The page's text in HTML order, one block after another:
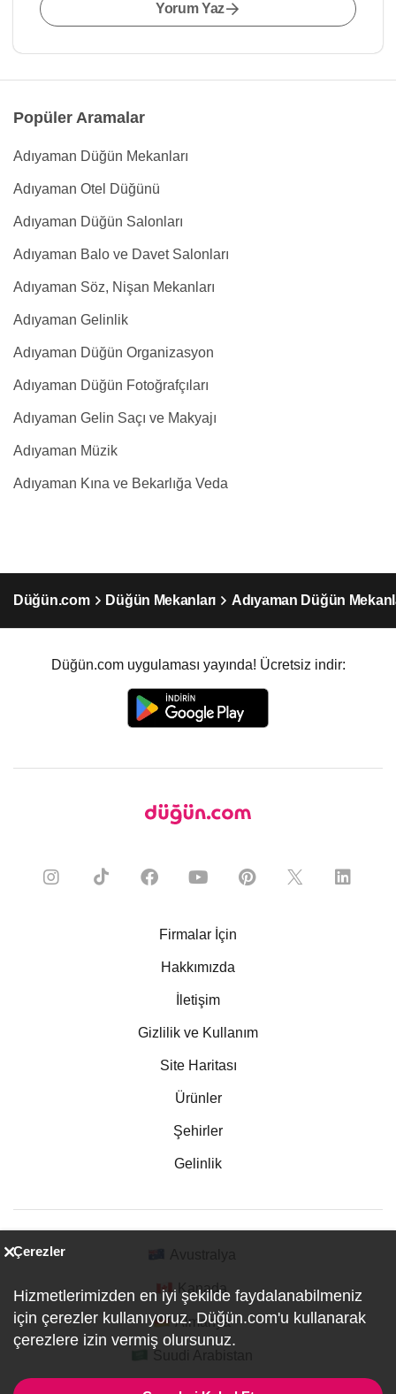
Yorum Yaz
Popüler Aramalar
Adıyaman Düğün Mekanları
Adıyaman Otel Düğünü
Adıyaman Düğün Salonları
Adıyaman Balo ve Davet Salonları
Adıyaman Söz, Nişan Mekanları
Adıyaman Gelinlik
Adıyaman Düğün Organizasyon
Adıyaman Düğün Fotoğrafçıları
Adıyaman Gelin Saçı ve Makyajı
Adıyaman Müzik
Adıyaman Kına ve Bekarlığa Veda
Düğün.com Düğün Mekanları Adıyaman Düğün
Düğün.com uygulaması yayında! Ücretsiz indir:
Firmalar İçin
Hakkımızda
İletişim
Gizlilik ve Kullanım
Site Haritası
Ürünler
Şehirler
Gelinlik
Kanada
Almanya
Çerezler
Hizmetlerimizden en iyi şekilde faydalanabilmeniz
için çerezler kullanıyoruz. Düğün.com'u kullanarak
çerezlere izin vermiş olursunuz.